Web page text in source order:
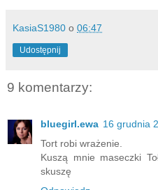
KasiaS1980 o 06:47
Udostępnij
9 komentarzy:
bluegirl.ewa 16 grudnia
Tort robi wrażenie.
Kuszą mnie maseczki
skuszę